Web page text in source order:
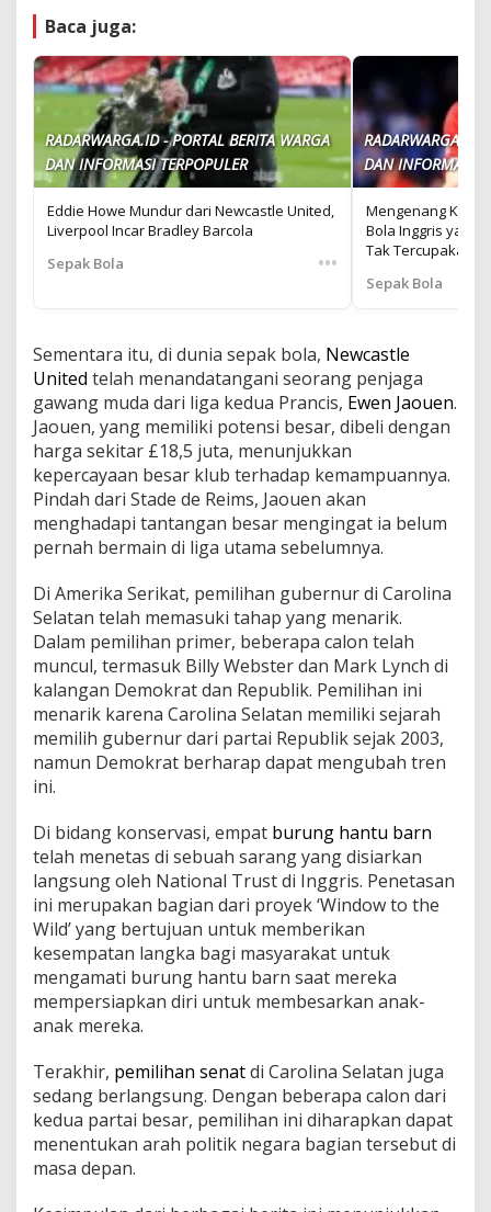
Baca juga:
RADARWARGA.ID - PORTAL BERITA WARGA
DAN INFORMASI TERPOPULER
Eddie Howe Mundur dari Newcastle United,
Liverpool Incar Bradley Barcola
Sepak Bola
•••
RADARWARGA.ID
DAN INFORMASI
Mengenang
Bola Inggris yang
Tak Tercupakan
Sepak Bola
Sementara itu, di dunia sepak bola, Newcastle
United telah menandatangani seorang penjaga
gawang muda dari liga kedua Prancis, Ewen Jaouen.
Jaouen, yang memiliki potensi besar, dibeli dengan
harga sekitar £18,5 juta, menunjukkan
kepercayaan besar klub terhadap kemampuannya.
Pindah dari Stade de Reims, Jaouen akan
menghadapi tantangan besar mengingat ia belum
pernah bermain di liga utama sebelumnya.
Di Amerika Serikat, pemilihan gubernur di Carolina
Selatan telah memasuki tahap yang menarik.
Dalam pemilihan primer, beberapa calon telah
muncul, termasuk Billy Webster dan Mark Lynch di
kalangan Demokrat dan Republik. Pemilihan ini
menarik karena Carolina Selatan memiliki sejarah
memilih gubernur dari partai Republik sejak 2003,
namun Demokrat berharap dapat mengubah tren
ini.
Di bidang konservasi, empat burung hantu barn
telah menetas di sebuah sarang yang disiarkan
langsung oleh National Trust di Inggris. Penetasan
ini merupakan bagian dari proyek ‘Window to the
Wild’ yang bertujuan untuk memberikan
kesempatan langka bagi masyarakat untuk
mengamati burung hantu barn saat mereka
mempersiapkan diri untuk membesarkan anak-
anak mereka.
Terakhir, pemilihan senatdi Carolina Selatan juga
sedang berlangsung. Dengan beberapa calon dari
kedua partai besar, pemilihan ini diharapkan dapat
menentukan arah politik negara bagian tersebut di
masa depan.